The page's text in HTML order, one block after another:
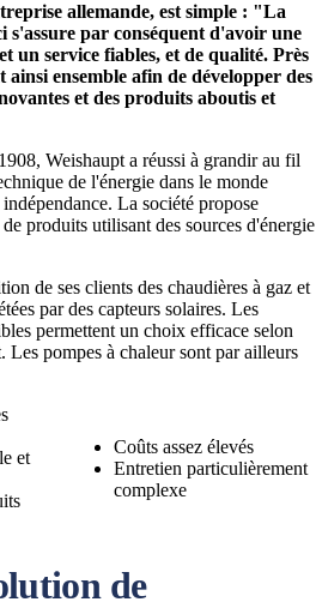
allemande, est simple : "La
par conséquent d'avoir une
un service fiables, et de qualité. Près
ensemble afin de développer des
et des produits aboutis et
Weishaupt a réussi à grandir au fil
de l'énergie dans le monde
La société propose
produits utilisant des sources d'énergie
de ses clients des chaudières à gaz et
par des capteurs solaires. Les
permettent un choix efficace selon
Les pompes à chaleur sont par ailleurs
et
Coûts assez élevés
Entretien particulièrement
complexe
de